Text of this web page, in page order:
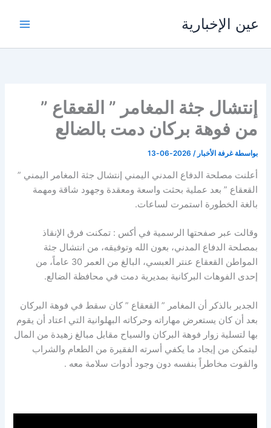
المحتوى
عين الإخبارية
إنتشال جثة المغامر ” القعقاع ”
من فوهة بركان دمت بالضالع
بواسطة غرفة الأخبار/
2026-06-13
أعلنت مصلحة الدفاع المدني اليمني إنتشال جثة المغامر اليمني ”
القعقاع ” بعد عملية بحثت واسعة ومعقدة وجهود شاقة ومهمة
بالغة الخطورة استمرت لساعات.
وقالت عبر صفحتها الرسمية في أكس : تمكنت فرق الإنقاذ
بمصلحة الدفاع المدني، بعون الله وتوفيقه، من انتشال جثة
المواطن القعقاع عنتر العبسي، البالغ من العمر 30 عاماً، من
إحدى الفوهات البركانية بمديرية دمت في محافظة الضالع.
الجدير بالذكر أن المغامر ” القعقاع ” كان سقط في فوهة البركان
بعد أن كان يستعرض مهاراته وحركاته البهلوانية التي اعتاد أن يقوم
بها لتسلية زوار فوهة البركان والسياح مقابل مبالغ زهيدة من المال
ليتمكن من إيجاد ما يكفي أسرته الفقيرة من الطعام والشراب
والقوت مخاطراً بنفسه دون وجود أدوات سلامة معه .